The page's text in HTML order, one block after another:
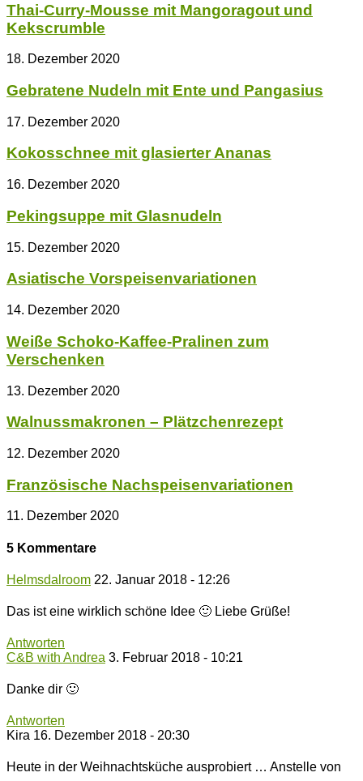
Thai-Curry-Mousse mit Mangoragout und
Kekscrumble
18. Dezember 2020
Gebratene Nudeln mit Ente und Pangasius
17. Dezember 2020
Kokosschnee mit glasierter Ananas
16. Dezember 2020
Pekingsuppe mit Glasnudeln
15. Dezember 2020
Asiatische Vorspeisenvariationen
14. Dezember 2020
Weiße Schoko-Kaffee-Pralinen zum
Verschenken
13. Dezember 2020
Walnussmakronen – Plätzchenrezept
12. Dezember 2020
Französische Nachspeisenvariationen
11. Dezember 2020
5 Kommentare
Helmsdalroom 22. Januar 2018 - 12:26
Das ist eine wirklich schöne Idee 🙂 Liebe Grüße!
Antworten
C&B with Andrea 3. Februar 2018 - 10:21
Danke dir 🙂
Antworten
Kira 16. Dezember 2018 - 20:30
Heute in der Weihnachtsküche ausprobiert … Anstelle von